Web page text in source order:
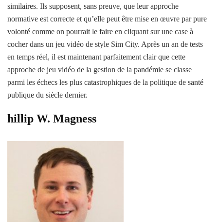
similaires. Ils supposent, sans preuve, que leur approche
normative est correcte et qu’elle peut être mise en œuvre par pure
volonté comme on pourrait le faire en cliquant sur une case à
cocher dans un jeu vidéo de style Sim City. Après un an de tests
en temps réel, il est maintenant parfaitement clair que cette
approche de jeu vidéo de la gestion de la pandémie se classe
parmi les échecs les plus catastrophiques de la politique de santé
publique du siècle dernier.
Phillip W. Magness